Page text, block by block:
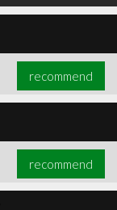
recommend
recommend